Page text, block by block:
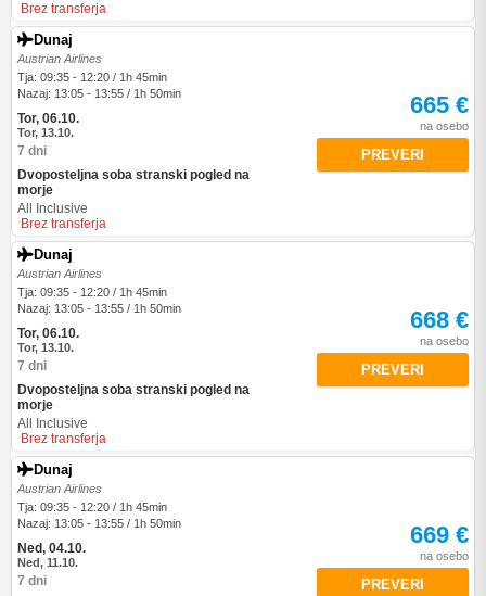
Brez transferja
Dunaj
Austrian Airlines
Tja: 09:35 - 12:20 / 1h 45min
Nazaj: 13:05 - 13:55 / 1h 50min
Tor, 06.10.
Tor, 13.10.
7 dni
Dvoposteljna soba stranski pogled na
morje
All Inclusive
Brez transferja
665 €
na osebo
PREVERI
Dunaj
Austrian Airlines
Tja: 09:35 - 12:20 / 1h 45min
Nazaj: 13:05 - 13:55 / 1h 50min
Tor, 06.10.
Tor, 13.10.
7 dni
Dvoposteljna soba stranski pogled na
morje
All Inclusive
Brez transferja
668 €
na osebo
PREVERI
Dunaj
Austrian Airlines
Tja: 09:35 - 12:20 / 1h 45min
Nazaj: 13:05 - 13:55 / 1h 50min
Ned, 04.10.
Ned, 11.10.
7 dni
669 €
na osebo
PREVERI